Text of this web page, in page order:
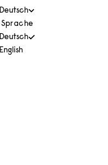
Deutsch
Sprache
Deutsch
English